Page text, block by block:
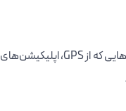
امروزه بسیاری از مشتریان انتظار دارند بتوانند بار خود را به‌صورت لحظه‌ای ردیابی کنند. شرکت‌هایی که از GPS، اپلیکیشن‌های